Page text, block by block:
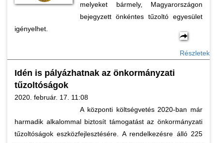
melyeket bármely, Magyarországon
bejegyzett önkéntes tűzoltó egyesület
igényelhet.
Részletek
Idén is pályázhatnak az önkormányzati
tűzoltóságok
2020. február. 17. 11:08
A központi költségvetés 2020-ban már
harmadik alkalommal biztosít támogatást az önkormányzati
tűzoltóságok eszközfejlesztésére. A rendelkezésre álló 225